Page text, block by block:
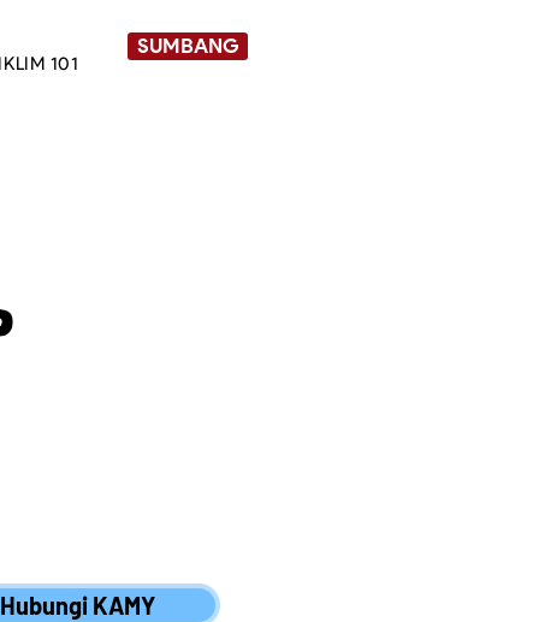
101
SUMBANG
Hubungi KAMY